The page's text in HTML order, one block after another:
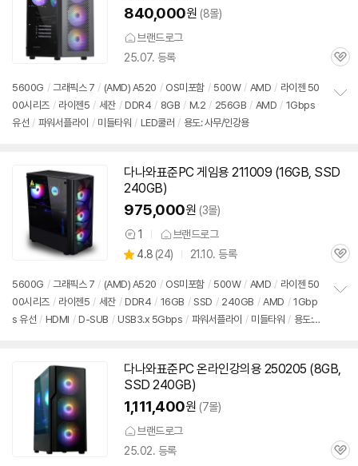
840,000원 (8몰)
브랜드로그
25.07. 등록
관
5600G / 그래픽스 7 / (AMD) A520 / OS미포함 / 500W / AMD / 라이젠 50
00시리즈 / 라이젠5 / 세잔 / DDR4 / 8GB / M.2 / 256GB / AMD / 1Gbps
유선 / 파워서플라이 / 미들타워 / LED쿨러 / 용도: 사무/인강용
다나와표준PC 게임용 211009 (16GB, SSD
240GB)
975,000원 (3몰)
상
품
견
1 브랜드로그
별
점
4.8 (상
리
뷰
24) 21.10. 등록
관
5600G / 그래픽스 7 / (AMD) A520 / OS미포함 / 500W / AMD / 라이젠 50
00시리즈 / 라이젠5 / 세잔 / DDR4 / 16GB / SSD / 240GB / AMD / 1Gbp
s 유선 / HDMI / D-SUB / USB3.x 5Gbps / 파워서플라이 / 미들타워 / 용도:
다나와표준PC 온라인강의용 250205 (8GB,
SSD 240GB)
1,111,400원 (7몰)
브랜드로그
25.02. 등록
관